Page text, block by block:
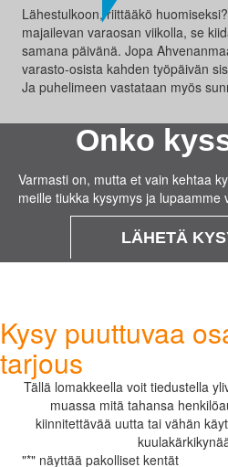
Lähestulkoon, riittääkö
majailevan varaosan viikolla, se
samana päivänä. Jopa
varasto-osista kahden työpäivän
Ja puhelimeen vastataan myös
Onko
Varmasti on, mutta et vain kehtaa
meille tiukka kysymys ja lupaamme
LÄHETÄ
Kysy puuttuvaa
tarjous
Tällä lomakkeella voit tiedustella
muassa mitä tahansa
kiinnitettävää uutta tai vähän
"*" näyttää pakolliset kentät